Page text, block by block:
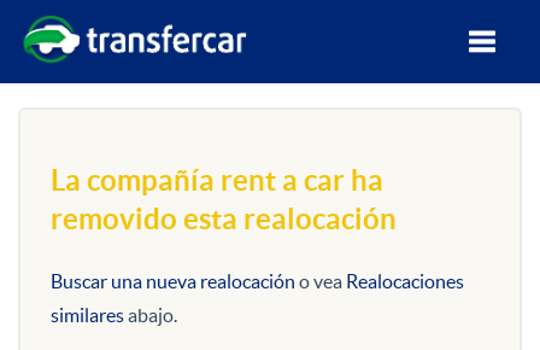
La compañía rent a car ha
removido esta realocación
Buscar una nueva realocación o vea Realocaciones
similaresabajo.